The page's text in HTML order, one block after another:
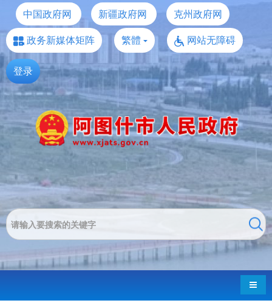
中国政府网 新疆政府网
克州政府网
政务新媒体矩阵
繁體 网站无障碍
登录
导航